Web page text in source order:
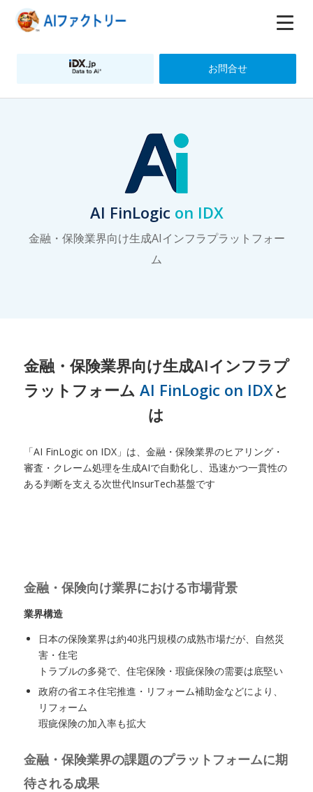
お問合せ
AI FinLogic on IDX
金融・保険業界向け生成AIインフラプラットフォー
ム
金融・保険業界向け生成AIインフラプ
ラットフォーム AI FinLogic on IDXと
は
「AI FinLogic on IDX」は、金融・保険業界のヒアリング・
審査・クレーム処理を生成AIで自動化し、迅速かつ一貫性の
ある判断を支える次世代InsurTech基盤です
金融・保険向け業界における市場背景
業界構造
日本の保険業界は約40兆円規模の成熟市場だが、自然災
害・住宅
トラブルの多発で、住宅保険・瑕疵保険の需要は底堅い
政府の省エネ住宅推進・リフォーム補助金などにより、
リフォーム
瑕疵保険の加入率も拡大
金融・保険業界の課題のプラットフォームに期
待される成果